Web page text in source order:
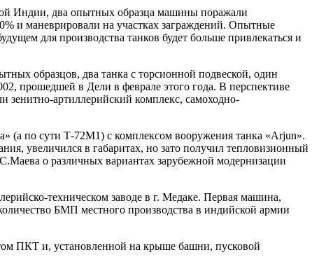
Индии, два опытных образца машины поражали
и маневрировали на участках заграждений. Опытные
для производства танков будет больше привлекаться и
образцов, два танка с торсионной подвеской, один
прошедшей в Дели в феврале этого года. В перспективе
артиллерийский комплекс, самоходно-
(а по сути Т-72М1) с комплексом вооружения танка «Arjun».
увеличился в габаритах, но зато получил тепловизионный
о различных вариантах зарубежной модернизации
техническом заводе в г. Медаке. Первая машина,
БМП местного производства в индийской армии
ПКТ и, установленной на крыше башни, пусковой